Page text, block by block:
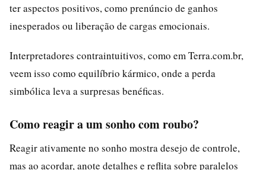
ter aspectos positivos, como prenúncio de ganhos
inesperados ou liberação de cargas emocionais.
Interpretadores contraintuitivos, como em Terra.com.br,
veem isso como equilíbrio kármico, onde a perda
simbólica leva a surpresas benéficas.
Como reagir a um sonho com roubo?
Reagir ativamente no sonho mostra desejo de controle,
mas ao acordar, anote detalhes e reflita sobre paralelos